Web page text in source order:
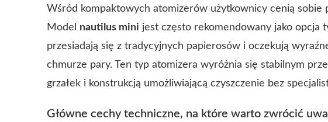
Wśród kompaktowych atomizerów użytkownicy cenią sobie
Model nautilus mini jest często rekomendowany jako opcja
przesiadają się z tradycyjnych papierosów i oczekują
chmurze pary. Ten typ atomizera wyróżnia się stabilnym
grzałek i konstrukcją umożliwiającą czyszczenie bez
Główne cechy techniczne, na które warto zwrócić